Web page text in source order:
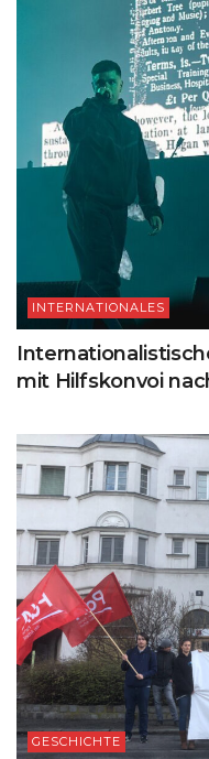
INTERNATIONALES
mit Hilfskonvoi
GESCHICHTE